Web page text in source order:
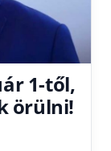
1-től,
örülni!